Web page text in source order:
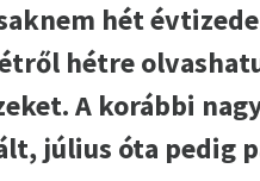
hét
hétre
A korábbi
július óta pedig